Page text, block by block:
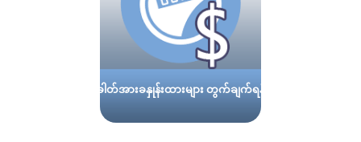
ဓါတ်အားခနှုန်းထားများ တွက်ချက်ရန်